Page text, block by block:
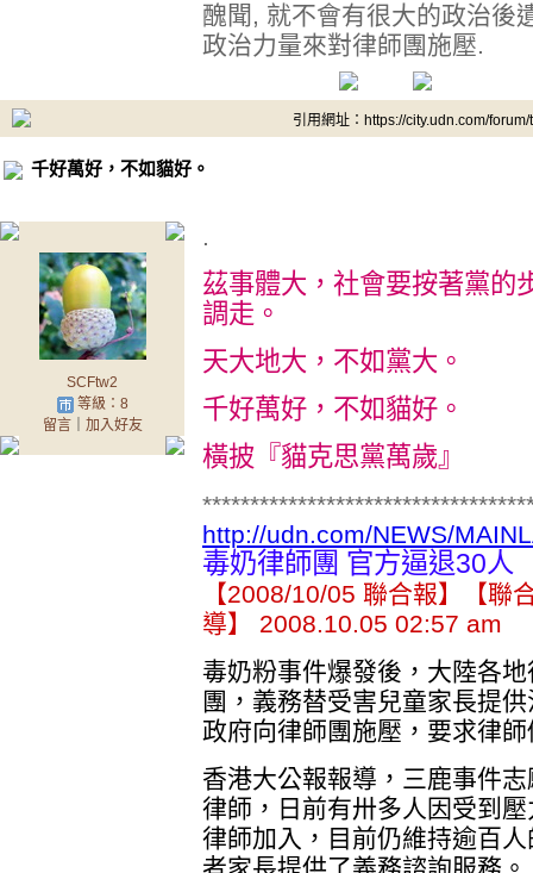
醜聞, 就不會有很大的政治後
政治力量來對律師團施壓.
引用網址：https://city.udn.com/
千好萬好，不如貓好。
SCFtw2
等級：8
留言｜ 加入好友
.
茲事體大，社會要按著黨的
調走。
天大地大，不如黨大。
千好萬好，不如貓好。
橫披『貓克思黨萬歲』
http://udn.com/NEWS/
毒奶律師團 官方逼退30人
【2008/10/05 聯合報】【
導】 2008.10.05 02:57 am
毒奶粉事件爆發後，大陸各
團，義務替受害兒童家長提
政府向律師團施壓，要求律
香港大公報報導，三鹿事件
律師，日前有卅多人因受到
律師加入，目前仍維持逾百